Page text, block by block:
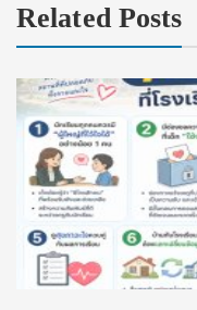
Related Posts